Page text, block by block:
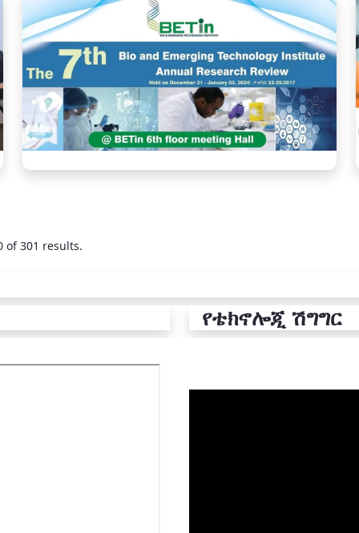
of 301 results.
የቴክኖሎጂ ሽግግር